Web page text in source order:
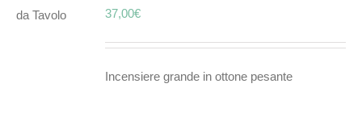
37,00€
Incensiere grande in ottone pesante